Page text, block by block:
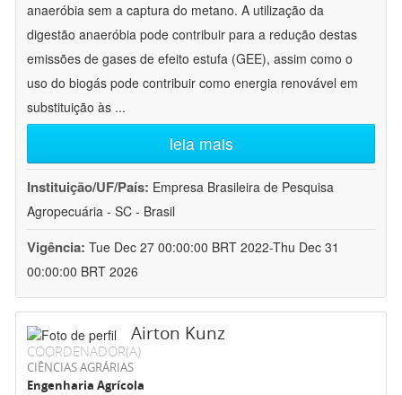
anaeróbia sem a captura do metano. A utilização da
digestão anaeróbia pode contribuir para a redução destas
emissões de gases de efeito estufa (GEE), assim como o
uso do biogás pode contribuir como energia renovável em
substituição às ...
leia mais
Instituição/UF/País: Empresa Brasileira de Pesquisa
Agropecuária - SC - Brasil
Vigência: Tue Dec 27 00:00:00 BRT 2022-Thu Dec 31
00:00:00 BRT 2026
Airton Kunz
COORDENADOR(A)
CIÊNCIAS AGRÁRIAS
Engenharia Agrícola